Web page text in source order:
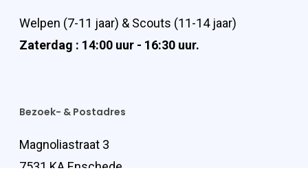
Welpen (7-11 jaar) & Scouts (11-14 jaar)
Zaterdag : 14:00 uur - 16:30 uur.
Bezoek- & Postadres
Magnoliastraat 3
7531 KA Enschede